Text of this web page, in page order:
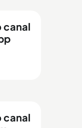
canal
canal